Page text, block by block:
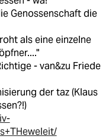
Genossenschaft die
als eine einzelne
- van&zu Friede
der taz (Klaus